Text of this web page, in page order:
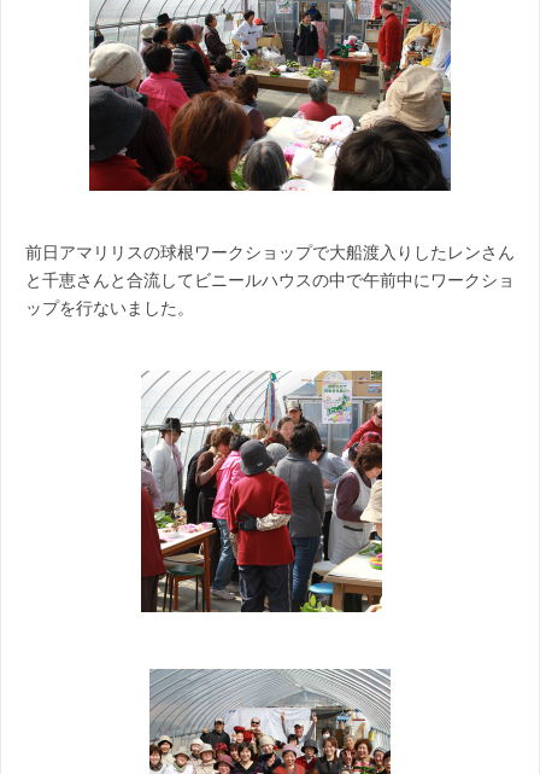
前日アマリリスの球根ワークショップで大船渡入りしたレンさん
と千恵さんと合流してビニールハウスの中で午前中にワークショ
ップを行ないました。